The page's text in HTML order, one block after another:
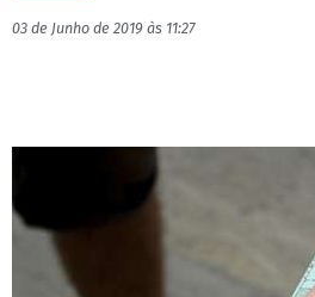
03 de Junho de 2019 às 11:27